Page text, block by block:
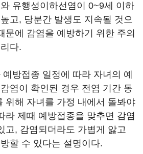
유행성이하선염이 0~9세 이하
고, 당분간 발생도 지속될 것으
문에 감염을 예방하기 위한 주의
다.
방접종 일정에 따라 자녀의 예
염이 확인된 경우 전염 기간 동
위해 자녀를 가정 내에서 돌봐야
라 제때 예방접종을 맞추면 감염
고, 감염되더라도 가볍게 앓고
할 수 있다는 설명이다.